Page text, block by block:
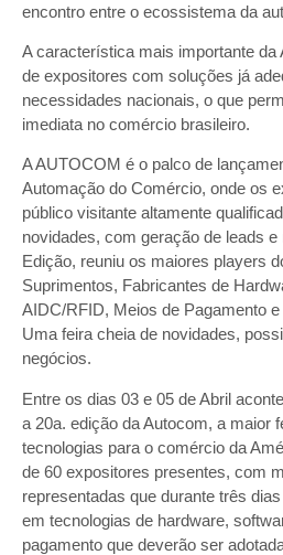
encontro entre o ecossistema da
A característica mais importante
de expositores com soluções já
necessidades nacionais, o que
imediata no comércio brasileiro.
A AUTOCOM é o palco de
Automação do Comércio, onde os
público visitante altamente
novidades, com geração de leads
Edição, reuniu os maiores players
Suprimentos, Fabricantes de
AIDC/RFID, Meios de Pagamento
Uma feira cheia de novidades,
negócios.
Entre os dias 03 e 05 de Abril
a 20a. edição da Autocom, a maior
tecnologias para o comércio da
de 60 expositores presentes, com
representadas que durante três
em tecnologias de hardware,
pagamento que deverão ser